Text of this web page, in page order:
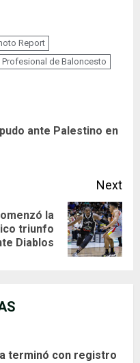
Report
Profesional de Baloncesto
ante Palestino en
Next
la
triunfo
Diablos
terminó con registro